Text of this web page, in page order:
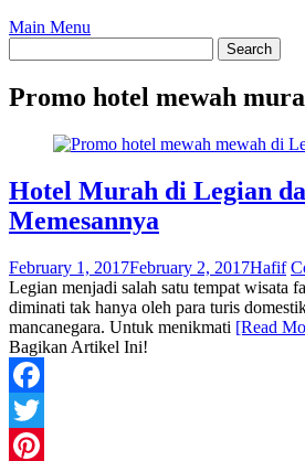
Main Menu
Promo hotel mewah
Hotel Murah di Legian
Memesannya
February 1, 2017February 2, 2017Hafif
Legian menjadi salah satu tempat wisata
diminati tak hanya oleh para turis
mancanegara. Untuk menikmati [Read
Bagikan Artikel Ini!
Facebook
Twitter